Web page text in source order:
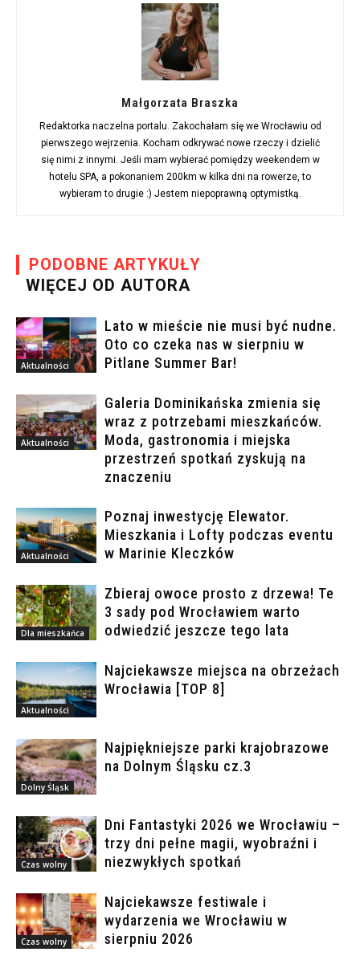
Małgorzata Braszka
Redaktorka naczelna portalu. Zakochałam się we Wrocławiu od
pierwszego wejrzenia. Kocham odkrywać nowe rzeczy i dzielić
się nimi z innymi. Jeśli mam wybierać pomiędzy weekendem w
hotelu SPA, a pokonaniem 200km w kilka dni na rowerze, to
wybieram to drugie :) Jestem niepoprawną optymistką.
PODOBNE ARTYKUŁY
WIĘCEJ OD AUTORA
Aktualności
Lato w mieście nie musi być nudne.
Oto co czeka nas w sierpniu w
Pitlane Summer Bar!
Aktualności
Galeria Dominikańska zmienia się
wraz z potrzebami mieszkańców.
Moda, gastronomia i miejska
przestrzeń spotkań zyskują na
znaczeniu
Aktualności
Poznaj inwestycję Elewator.
Mieszkania i Lofty podczas eventu
w Marinie Kleczków
Dla mieszkańca
Zbieraj owoce prosto z drzewa! Te
3 sady pod Wrocławiem warto
odwiedzić jeszcze tego lata
Aktualności
Najciekawsze miejsca na obrzeżach
Wrocławia [TOP 8]
Dolny Śląsk
Najpiękniejsze parki krajobrazowe
na Dolnym Śląsku cz.3
Czas wolny
Dni Fantastyki 2026 we Wrocławiu –
trzy dni pełne magii, wyobraźni i
niezwykłych spotkań
Czas wolny
Najciekawsze festiwale i
wydarzenia we Wrocławiu w
sierpniu 2026